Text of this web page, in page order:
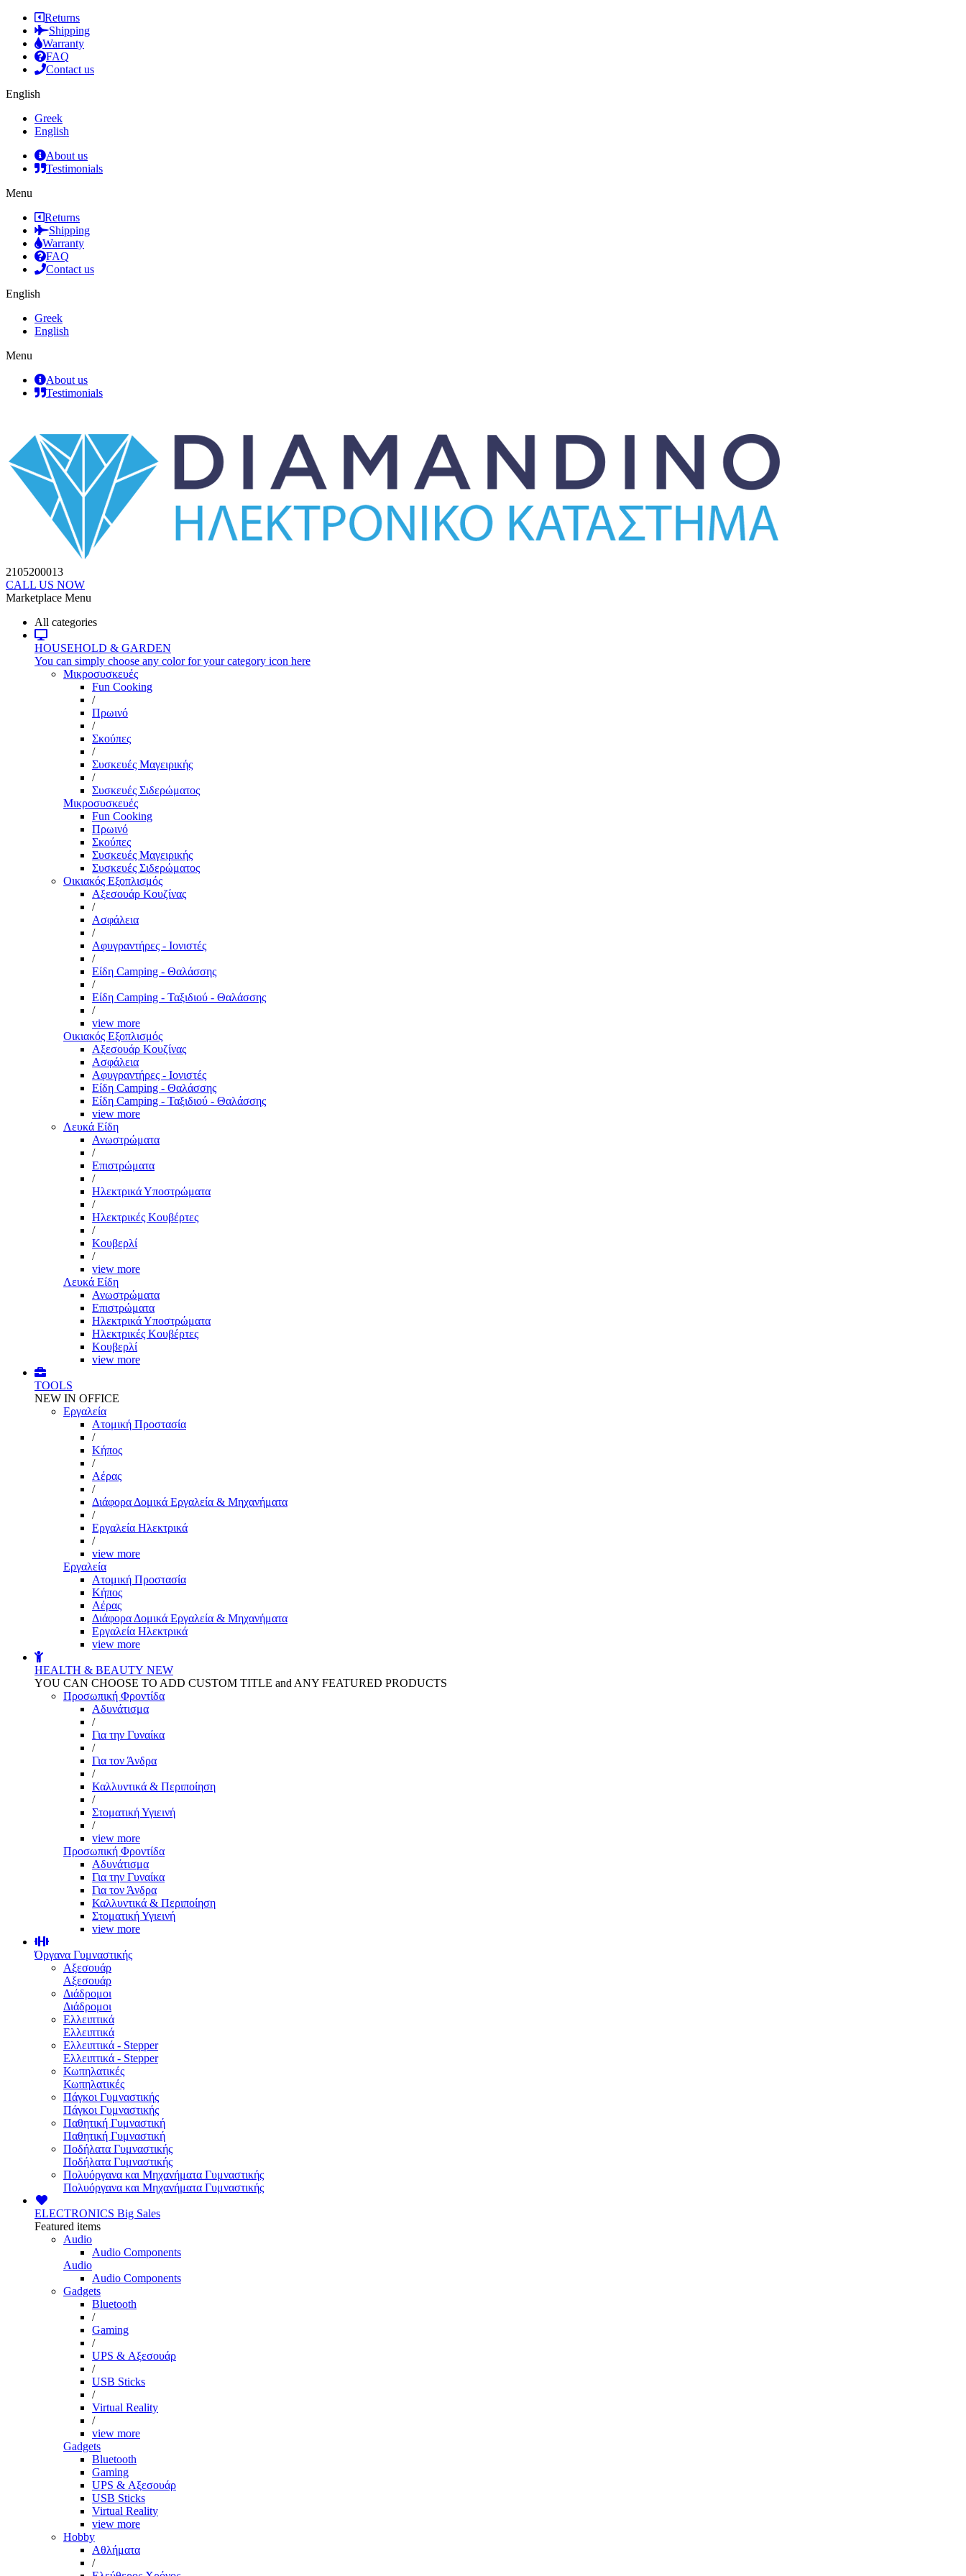
Returns
Shipping
Warranty
FAQ
Contact us
English
Greek
English
About us
Testimonials
Menu
Returns
Shipping
Warranty
FAQ
Contact us
English
Greek
English
Menu
About us
Testimonials
2105200013
CALL US NOW
Marketplace Menu
All categories
HOUSEHOLD & GARDEN
You can simply choose any color for your category icon here
Μικροσυσκευές
Fun Cooking
/
Πρωινό
/
Σκούπες
/
Συσκευές Μαγειρικής
/
Συσκευές Σιδερώματος
Μικροσυσκευές
Fun Cooking
Πρωινό
Σκούπες
Συσκευές Μαγειρικής
Συσκευές Σιδερώματος
Οικιακός Εξοπλισμός
Αξεσουάρ Κουζίνας
/
Ασφάλεια
/
Αφυγραντήρες - Ιονιστές
/
Είδη Camping - Θαλάσσης
/
Είδη Camping - Ταξιδιού - Θαλάσσης
/
view more
Οικιακός Εξοπλισμός
Αξεσουάρ Κουζίνας
Ασφάλεια
Αφυγραντήρες - Ιονιστές
Είδη Camping - Θαλάσσης
Είδη Camping - Ταξιδιού - Θαλάσσης
view more
Λευκά Είδη
Ανωστρώματα
/
Επιστρώματα
/
Ηλεκτρικά Υποστρώματα
/
Ηλεκτρικές Κουβέρτες
/
Κουβερλί
/
view more
Λευκά Είδη
Ανωστρώματα
Επιστρώματα
Ηλεκτρικά Υποστρώματα
Ηλεκτρικές Κουβέρτες
Κουβερλί
view more
TOOLS
NEW IN OFFICE
Εργαλεία
Aτομική Προστασία
/
Kήπος
/
Αέρας
/
Διάφορα Δομικά Εργαλεία & Μηχανήματα
/
Εργαλεία Ηλεκτρικά
/
view more
Εργαλεία
Aτομική Προστασία
Kήπος
Αέρας
Διάφορα Δομικά Εργαλεία & Μηχανήματα
Εργαλεία Ηλεκτρικά
view more
HEALTH & BEAUTY NEW
YOU CAN CHOOSE TO ADD CUSTOM TITLE and ANY FEATURED PRODUCTS
Προσωπική Φροντίδα
Αδυνάτισμα
/
Για την Γυναίκα
/
Για τον Άνδρα
/
Καλλυντικά & Περιποίηση
/
Στοματική Υγιεινή
/
view more
Προσωπική Φροντίδα
Αδυνάτισμα
Για την Γυναίκα
Για τον Άνδρα
Καλλυντικά & Περιποίηση
Στοματική Υγιεινή
view more
Όργανα Γυμναστικής
Αξεσουάρ
Αξεσουάρ
Διάδρομοι
Διάδρομοι
Ελλειπτικά
Ελλειπτικά
Ελλειπτικά - Stepper
Ελλειπτικά - Stepper
Κωπηλατικές
Κωπηλατικές
Πάγκοι Γυμναστικής
Πάγκοι Γυμναστικής
Παθητική Γυμναστική
Παθητική Γυμναστική
Ποδήλατα Γυμναστικής
Ποδήλατα Γυμναστικής
Πολυόργανα και Μηχανήματα Γυμναστικής
Πολυόργανα και Μηχανήματα Γυμναστικής
ELECTRONICS Big Sales
Featured items
Audio
Audio Components
Audio
Audio Components
Gadgets
Bluetooth
/
Gaming
/
UPS & Αξεσουάρ
/
USB Sticks
/
Virtual Reality
/
view more
Gadgets
Bluetooth
Gaming
UPS & Αξεσουάρ
USB Sticks
Virtual Reality
view more
Hobby
Αθλήματα
/